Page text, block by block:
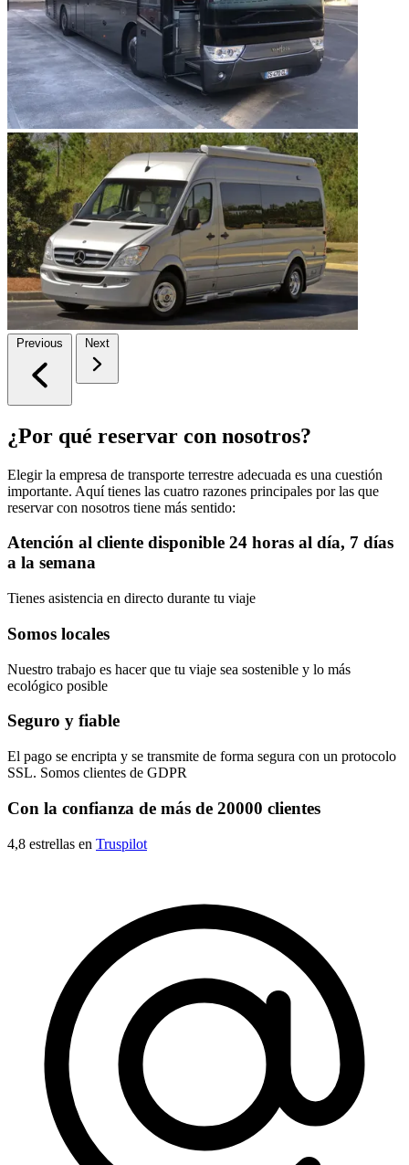
Previous Next
¿Por qué reservar con nosotros?
Elegir la empresa de transporte terrestre adecuada es una cuestión
importante. Aquí tienes las cuatro razones principales por las que
reservar con nosotros tiene más sentido:
Atención al cliente disponible 24 horas al día, 7 días
a la semana
Tienes asistencia en directo durante tu viaje
Somos locales
Nuestro trabajo es hacer que tu viaje sea sostenible y lo más
ecológico posible
Seguro y fiable
El pago se encripta y se transmite de forma segura con un protocolo
SSL. Somos clientes de GDPR
Con la confianza de más de 20000 clientes
4,8 estrellas en Truspilot